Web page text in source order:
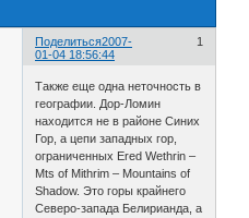
Поделиться 1
2007-
01-04 18:56:44
Также еще одна неточность в
географии. Дор-Ломин
находится не в районе Синих
Гор, а цепи западных гор,
ограниченных Ered Wethrin –
Mts of Mithrim – Mountains of
Shadow. Это горы крайнего
Северо-запада Белирианда, а